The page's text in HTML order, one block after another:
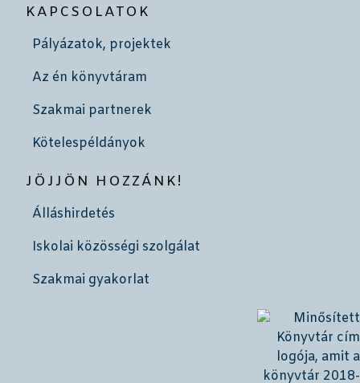
KAPCSOLATOK
Pályázatok, projektek
Az én könyvtáram
Szakmai partnerek
Kötelespéldányok
JÖJJÖN HOZZÁNK!
Álláshirdetés
Iskolai közösségi szolgálat
Szakmai gyakorlat